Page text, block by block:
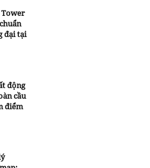
Tower
đại tại
động
cầu
điểm